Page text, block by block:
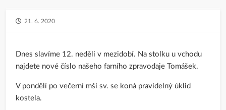
PUBLISHED
21. 6. 2020
Dnes slavíme 12. neděli v mezidobí. Na stolku u vchodu
najdete nové číslo našeho farního zpravodaje Tomášek.
V pondělí po večerní mši sv. se koná pravidelný úklid
kostela.